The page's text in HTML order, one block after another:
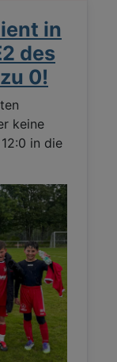
in
des
0!
keine
in die